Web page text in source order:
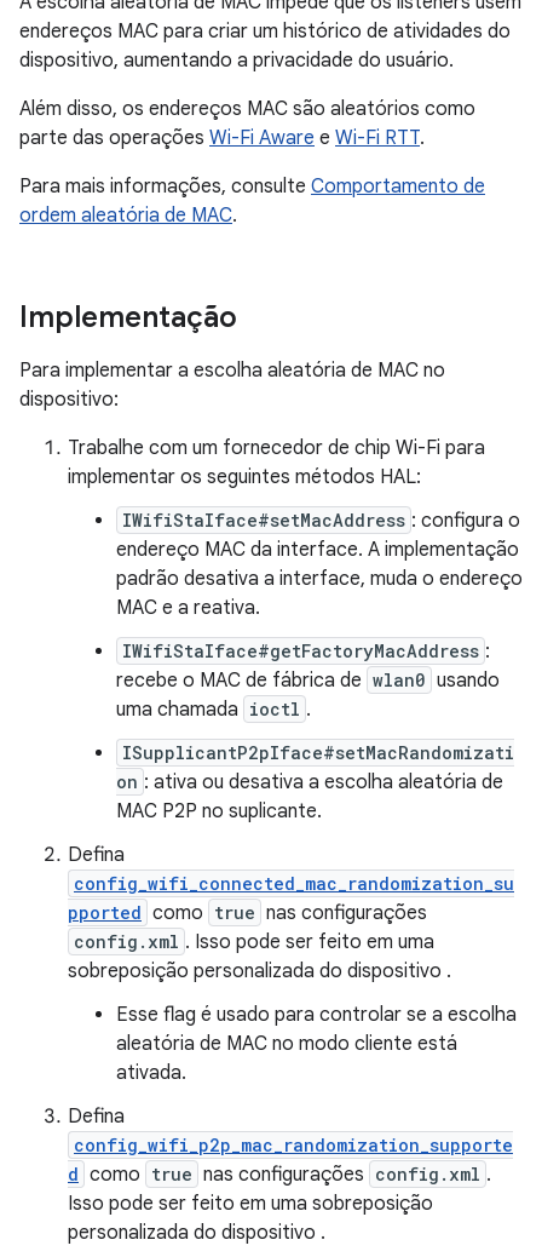
endereços MAC para criar um histórico de atividades do
dispositivo, aumentando a privacidade do usuário.
Além disso, os endereços MAC são aleatórios como
parte das operações Wi-Fi Aware e Wi-Fi RTT.
Para mais informações, consulte Comportamento de
ordem aleatória de MAC.
Implementação
Para implementar a escolha aleatória de MAC no
dispositivo:
Trabalhe com um fornecedor de chip Wi-Fi para
implementar os seguintes métodos HAL:
IWifiStaIface#setMacAddress : configura o
endereço MAC da interface. A implementação
padrão desativa a interface, muda o endereço
MAC e a reativa.
IWifiStaIface#getFactoryMacAddress :
recebe o MAC de fábrica de wlan0 usando
uma chamada ioctl .
ISupplicantP2pIface#setMacRandomizati
on : ativa ou desativa a escolha aleatória de
MAC P2P no suplicante.
Defina
config_wifi_connected_mac_randomization_su
pported como true nas configurações
config.xml . Isso pode ser feito em uma
sobreposição personalizada do dispositivo .
Esse flag é usado para controlar se a escolha
aleatória de MAC no modo cliente está
ativada.
Defina
config_wifi_p2p_mac_randomization_supporte
d como true nas configurações config.xml .
Isso pode ser feito em uma sobreposição
personalizada do dispositivo .